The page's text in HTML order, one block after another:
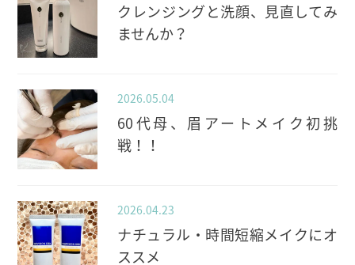
クレンジングと洗顔、見直してみ
ませんか？
2026.05.04
60代母、眉アートメイク初挑
戦！！
2026.04.23
ナチュラル・時間短縮メイクにオ
ススメ